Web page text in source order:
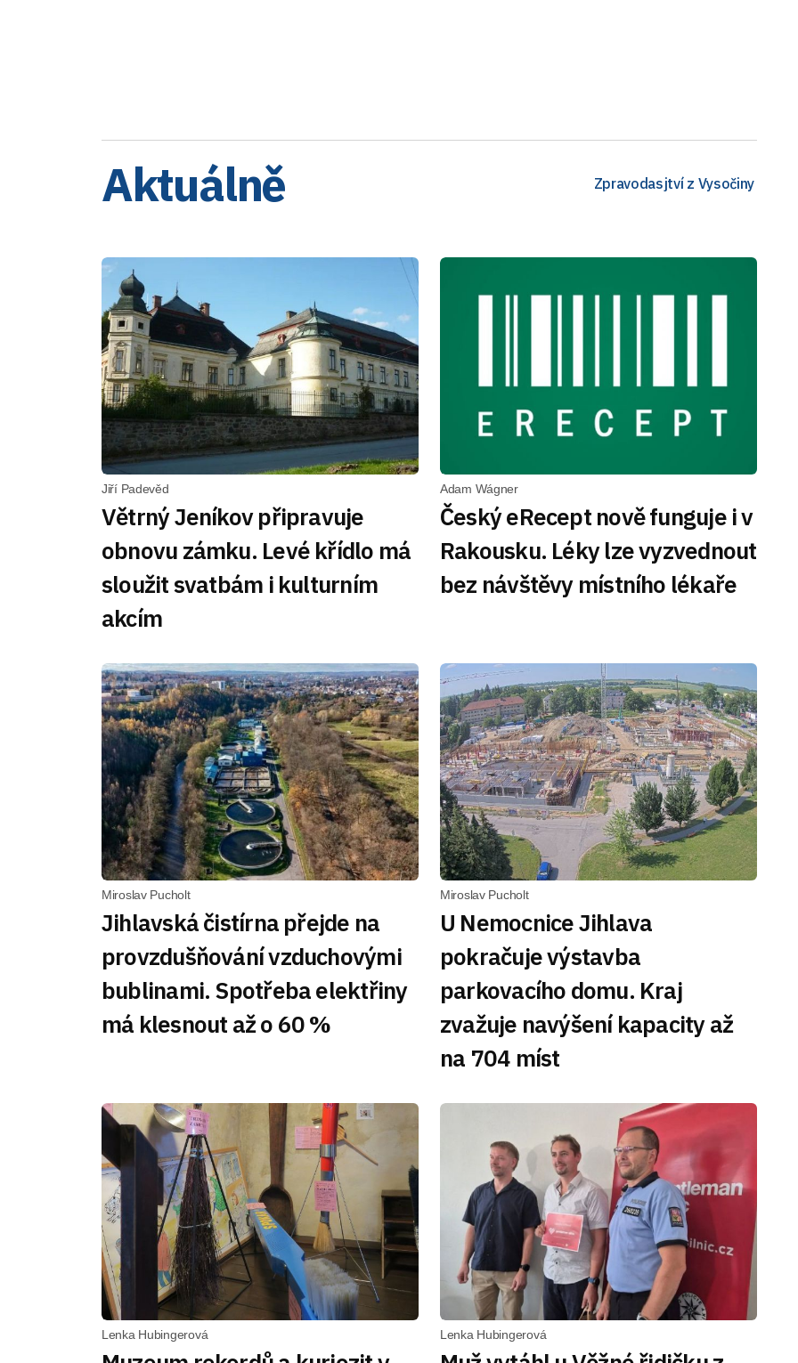
Aktuálně Zpravodasjtví z Vysočiny
Jiří Padevěd
Větrný Jeníkov připravuje
obnovu zámku. Levé křídlo má
sloužit svatbám i kulturním
akcím
Adam Wágner
Český eRecept nově funguje i v
Rakousku. Léky lze vyzvednout
bez návštěvy místního lékaře
Miroslav Pucholt
Jihlavská čistírna přejde na
provzdušňování vzduchovými
bublinami. Spotřeba elektřiny
má klesnout až o 60 %
Miroslav Pucholt
U Nemocnice Jihlava
pokračuje výstavba
parkovacího domu. Kraj
zvažuje navýšení kapacity až
na 704 míst
Lenka Hubingerová Lenka Hubingerová